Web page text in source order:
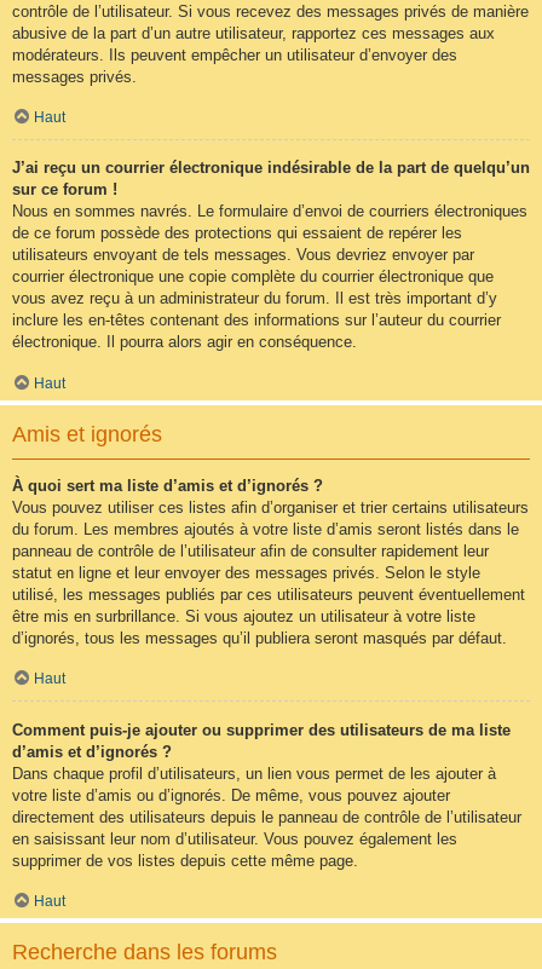
contrôle de l’utilisateur. Si vous recevez des messages privés de manière
abusive de la part d’un autre utilisateur, rapportez ces messages aux
modérateurs. Ils peuvent empêcher un utilisateur d’envoyer des
messages privés.
Haut
J’ai reçu un courrier électronique indésirable de la part de quelqu’un
sur ce forum !
Nous en sommes navrés. Le formulaire d’envoi de courriers électroniques
de ce forum possède des protections qui essaient de repérer les
utilisateurs envoyant de tels messages. Vous devriez envoyer par
courrier électronique une copie complète du courrier électronique que
vous avez reçu à un administrateur du forum. Il est très important d’y
inclure les en-têtes contenant des informations sur l’auteur du courrier
électronique. Il pourra alors agir en conséquence.
Haut
Amis et ignorés
À quoi sert ma liste d’amis et d’ignorés ?
Vous pouvez utiliser ces listes afin d’organiser et trier certains utilisateurs
du forum. Les membres ajoutés à votre liste d’amis seront listés dans le
panneau de contrôle de l’utilisateur afin de consulter rapidement leur
statut en ligne et leur envoyer des messages privés. Selon le style
utilisé, les messages publiés par ces utilisateurs peuvent éventuellement
être mis en surbrillance. Si vous ajoutez un utilisateur à votre liste
d’ignorés, tous les messages qu’il publiera seront masqués par défaut.
Haut
Comment puis-je ajouter ou supprimer des utilisateurs de ma liste
d’amis et d’ignorés ?
Dans chaque profil d’utilisateurs, un lien vous permet de les ajouter à
votre liste d’amis ou d’ignorés. De même, vous pouvez ajouter
directement des utilisateurs depuis le panneau de contrôle de l’utilisateur
en saisissant leur nom d’utilisateur. Vous pouvez également les
supprimer de vos listes depuis cette même page.
Haut
Recherche dans les forums